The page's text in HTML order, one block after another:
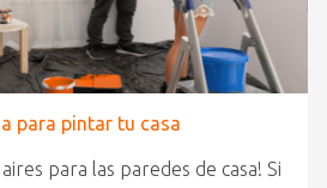
para pintar tu casa
para las paredes de casa! Si